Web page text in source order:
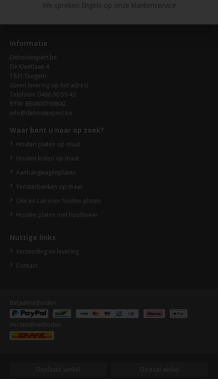
We spreken Engels op onze klantenservice
Informatie
Dehoutexpert.be
De Kleetlaan 4
1831 Diegem
(Geen levering op het adres)
Telefoon: 0466 90 59 43
BTW: BE0800769642
info@dehoutexpert.be
Waar bent u naar op zoek?
Houten platen op maat
Houten kisten op maat
Aanhangwagenplaten
Vensterbanken op maat
Olie en Lak voor houten platen
Houten platen met houtfineer
Nuttige links
Verzending en levering
Contact
Betaalmethoden
Verzendmethoden
Deplastic winkel Destaal winkel